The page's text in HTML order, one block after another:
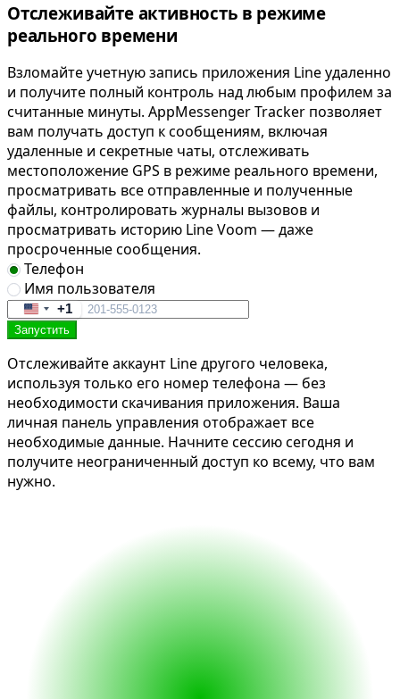
Отслеживайте активность в режиме
реального времени
Взломайте учетную запись приложения Line удаленно
и получите полный контроль над любым профилем за
считанные минуты. AppMessenger Tracker позволяет
вам получать доступ к сообщениям, включая
удаленные и секретные чаты, отслеживать
местоположение GPS в режиме реального времени,
просматривать все отправленные и полученные
файлы, контролировать журналы вызовов и
просматривать историю Line Voom — даже
просроченные сообщения.
Телефон
Имя пользователя
United
States
+1
Запустить
Отслеживайте аккаунт Line другого человека,
используя только его номер телефона — без
необходимости скачивания приложения. Ваша
личная панель управления отображает все
необходимые данные. Начните сессию сегодня и
получите неограниченный доступ ко всему, что вам
нужно.